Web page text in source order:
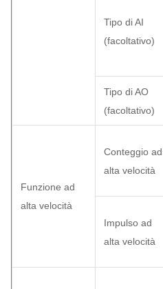
Tipo di AI
(facoltativo)
Tipo di AO
(facoltativo)
Funzione ad
alta velocità
Conteggio ad
alta velocità
Impulso ad
alta velocità